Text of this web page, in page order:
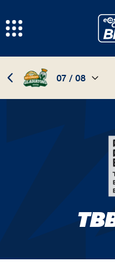
07 / 08
26 / 27
12 / 13